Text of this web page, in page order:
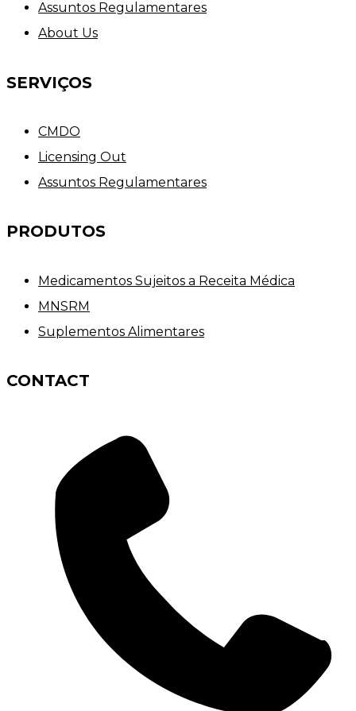
Assuntos Regulamentares
About Us
SERVIÇOS
CMDO
Licensing Out
Assuntos Regulamentares
PRODUTOS
Medicamentos Sujeitos a Receita Médica
MNSRM
Suplementos Alimentares
CONTACT